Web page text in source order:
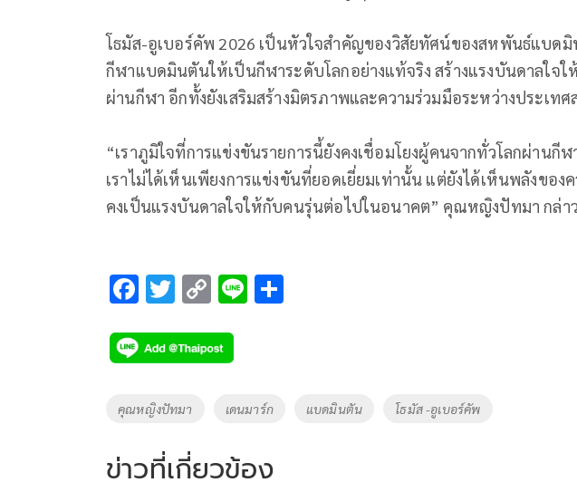
โธมัส-อูเบอร์คัพ 2026 เป็นหัวใจสำคัญของวิสัยทัศน์ของสหพันธ์แบดมิ
กีฬาแบดมินตันให้เป็นกีฬาระดับโลกอย่างแท้จริง สร้างแรงบันดาลใจใ
ผ่านกีฬา อีกทั้งยังเสริมสร้างมิตรภาพและความร่วมมือระหว่างประเท
“เราภูมิใจที่การแข่งขันรายการนี้ยังคงเชื่อมโยงผู้คนจากทั่วโลกผ่านกี
เราไม่ได้เห็นเพียงการแข่งขันที่ยอดเยี่ยมเท่านั้น แต่ยังได้เห็นพลังของค
คงเป็นแรงบันดาลใจให้กับคนรุ่นต่อไปในอนาคต” คุณหญิงปัทมา กล่าว
F
e
b
o
k
T
tt
er
C
p
y
Li
k
Li
Tags
คุณหญิงปัทมา เดนมาร์ก แบดมินตัน โธมัส -อูเบอร์คัพ
ข่าวที่เกี่ยวข้อง